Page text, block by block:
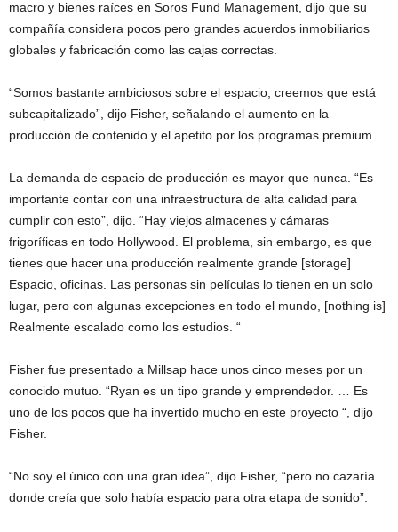
macro y bienes raíces en Soros Fund Management, dijo que su
compañía considera pocos pero grandes acuerdos inmobiliarios
globales y fabricación como las cajas correctas.
“Somos bastante ambiciosos sobre el espacio, creemos que está
subcapitalizado”, dijo Fisher, señalando el aumento en la
producción de contenido y el apetito por los programas premium.
La demanda de espacio de producción es mayor que nunca. “Es
importante contar con una infraestructura de alta calidad para
cumplir con esto”, dijo. “Hay viejos almacenes y cámaras
frigoríficas en todo Hollywood. El problema, sin embargo, es que
tienes que hacer una producción realmente grande [storage]
Espacio, oficinas. Las personas sin películas lo tienen en un solo
lugar, pero con algunas excepciones en todo el mundo, [nothing is]
Realmente escalado como los estudios. “
Fisher fue presentado a Millsap hace unos cinco meses por un
conocido mutuo. “Ryan es un tipo grande y emprendedor. … Es
uno de los pocos que ha invertido mucho en este proyecto “, dijo
Fisher.
“No soy el único con una gran idea”, dijo Fisher, “pero no cazaría
donde creía que solo había espacio para otra etapa de sonido”.